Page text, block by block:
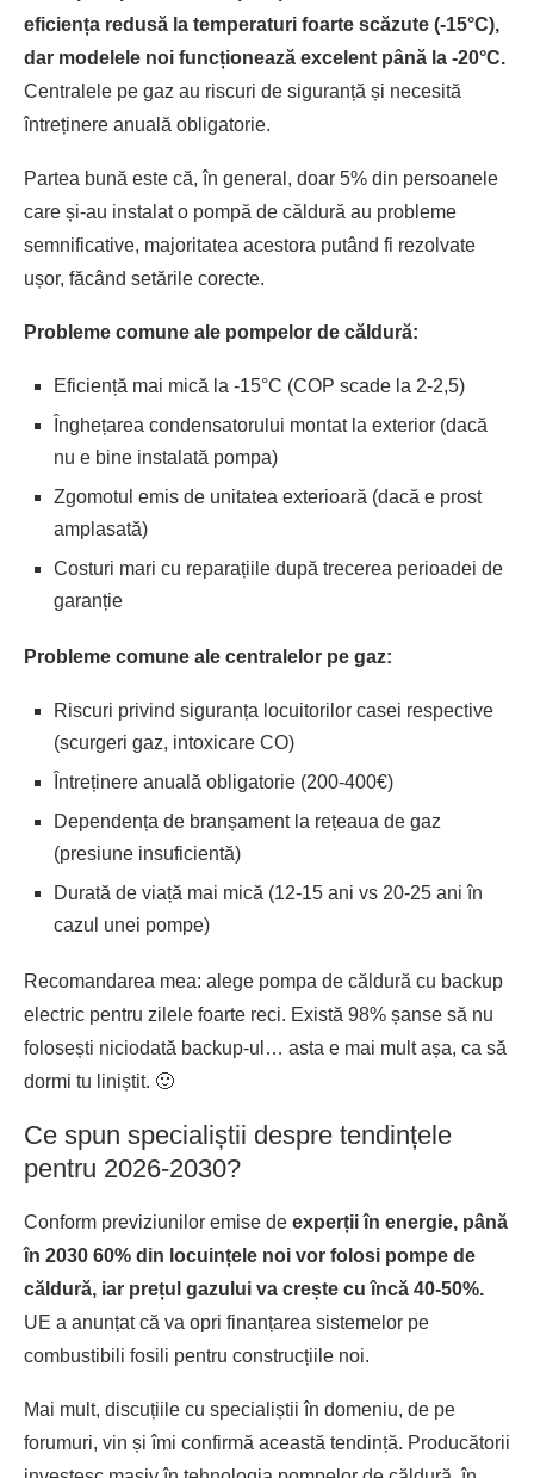
eficiența redusă la temperaturi foarte scăzute (-15°C),
dar modelele noi funcționează excelent până la -20°C.
Centralele pe gaz au riscuri de siguranță și necesită
întreținere anuală obligatorie.
Partea bună este că, în general, doar 5% din persoanele
care și-au instalat o pompă de căldură au probleme
semnificative, majoritatea acestora putând fi rezolvate
ușor, făcând setările corecte.
Probleme comune ale pompelor de căldură:
Eficiență mai mică la -15°C (COP scade la 2-2,5)
Înghețarea condensatorului montat la exterior (dacă
nu e bine instalată pompa)
Zgomotul emis de unitatea exterioară (dacă e prost
amplasată)
Costuri mari cu reparațiile după trecerea perioadei de
garanție
Probleme comune ale centralelor pe gaz:
Riscuri privind siguranța locuitorilor casei respective
(scurgeri gaz, intoxicare CO)
Întreținere anuală obligatorie (200-400€)
Dependența de branșament la rețeaua de gaz
(presiune insuficientă)
Durată de viață mai mică (12-15 ani vs 20-25 ani în
cazul unei pompe)
Recomandarea mea: alege pompa de căldură cu backup
electric pentru zilele foarte reci. Există 98% șanse să nu
folosești niciodată backup-ul… asta e mai mult așa, ca să
dormi tu liniștit. 🙂
Ce spun specialiștii despre tendințele
pentru 2026-2030?
Conform previziunilor emise de experții în energie, până
în 2030 60% din locuințele noi vor folosi pompe de
căldură, iar prețul gazului va crește cu încă 40-50%.
UE a anunțat că va opri finanțarea sistemelor pe
combustibili fosili pentru construcțiile noi.
Mai mult, discuțiile cu specialiștii în domeniu, de pe
forumuri, vin și îmi confirmă această tendință. Producătorii